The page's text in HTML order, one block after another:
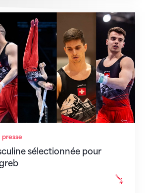
sélectionnée pour
sélectionnée pour les CE de